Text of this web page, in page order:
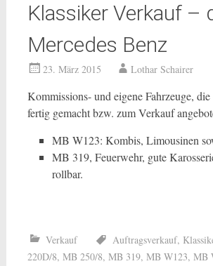
Klassiker Verkauf –
Mercedes Benz
23. März 2015 Lothar Schairer
Kommissions- und eigene Fahrzeuge, die
fertig gemacht bzw. zum Verkauf
MB W123: Kombis, Limousinen
MB 319, Feuerwehr, gute
rollbar.
Verkauf Auftragsverkauf,
220D/8, MB 250/8, MB 319, MB W123, MB